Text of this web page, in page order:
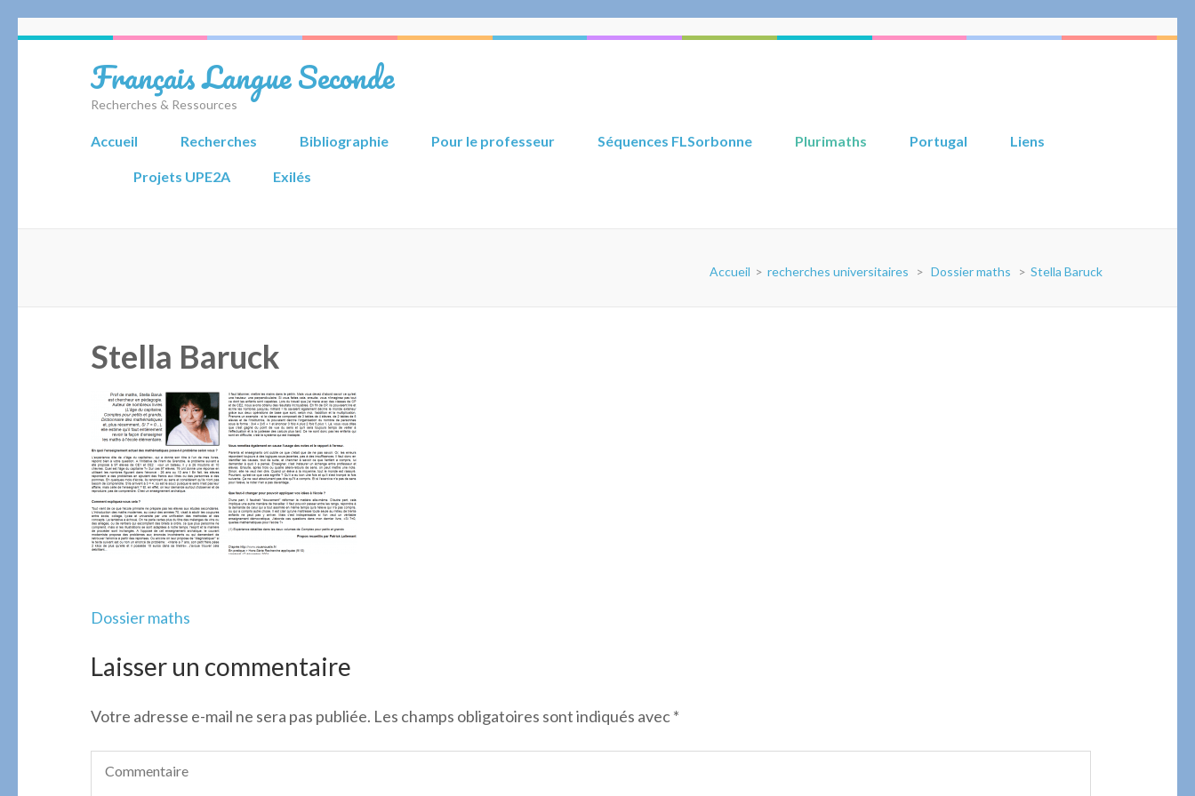
Français Langue Seconde
Recherches & Ressources
Accueil Recherches Bibliographie Pour le professeur Séquences FLSorbonne Plurimaths Portugal Liens
Projets UPE2A Exilés
Accueil > recherches universitaires > Dossier maths > Stella Baruck
Stella Baruck
Navigation
l’article
Dossier maths
Laisser un commentaire
Votre adresse e-mail ne sera pas publiée. Les champs obligatoires sont indiqués avec*